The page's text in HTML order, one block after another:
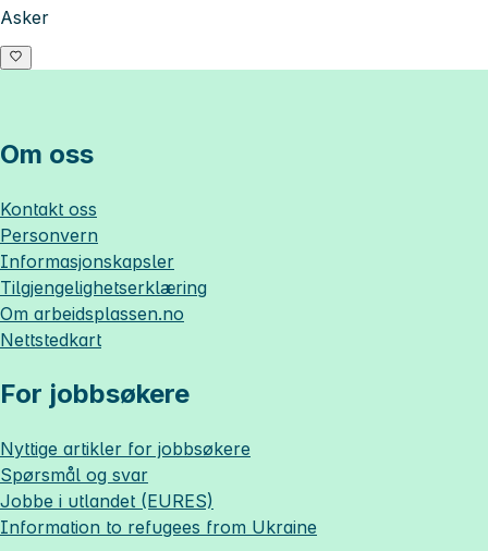
Asker
Om oss
Kontakt oss
Personvern
Informasjonskapsler
Tilgjengelighetserklæring
Om arbeidsplassen.no
Nettstedkart
For jobbsøkere
Nyttige artikler for jobbsøkere
Spørsmål og svar
Jobbe i utlandet (EURES)
Information to refugees from Ukraine